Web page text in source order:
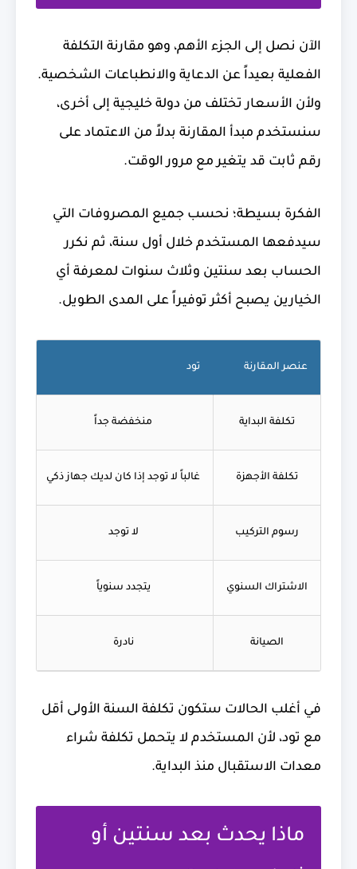
الآن نصل إلى الجزء الأهم، وهو مقارنة التكلفة
الفعلية بعيداً عن الدعاية والانطباعات الشخصية.
ولأن الأسعار تختلف من دولة خليجية إلى أخرى،
سنستخدم مبدأ المقارنة بدلاً من الاعتماد على
رقم ثابت قد يتغير مع مرور الوقت.
الفكرة بسيطة؛ نحسب جميع المصروفات التي
سيدفعها المستخدم خلال أول سنة، ثم نكرر
الحساب بعد سنتين وثلاث سنوات لمعرفة أي
الخيارين يصبح أكثر توفيراً على المدى الطويل.
عنصر المقارنة تود
تكلفة البداية منخفضة جداً
تكلفة الأجهزة غالباً لا توجد إذا كان لديك جهاز ذكي
رسوم التركيب لا توجد
الاشتراك السنوي يتجدد سنوياً
الصيانة نادرة
في أغلب الحالات ستكون تكلفة السنة الأولى أقل
مع تود، لأن المستخدم لا يتحمل تكلفة شراء
معدات الاستقبال منذ البداية.
ماذا يحدث بعد سنتين أو